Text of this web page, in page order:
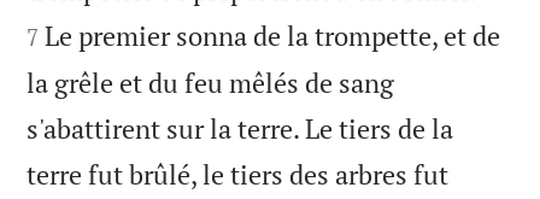
7 Le premier sonna de la trompette, et de
la grêle et du feu mêlés de sang
s'abattirent sur la terre. Le tiers de la
terre fut brûlé, le tiers des arbres fut